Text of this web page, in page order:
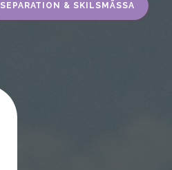
SEPARATION & SKILSMÄSSA